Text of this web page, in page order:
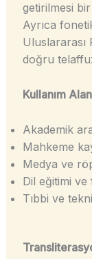
getirilmesi
Ayrıca
Uluslararası
doğru
Kullanım
Akademik
Mahkeme
Medya ve
Dil eğitimi
Tıbbi ve